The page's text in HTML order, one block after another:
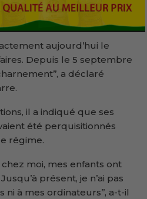
aujourd’hui le
Depuis le 5 septembre
a déclaré
il a indiqué que ses
été perquisitionnés
régime.
chez moi, mes enfants ont
présent, je n’ai pas
à mes ordinateurs’’, a-t-il